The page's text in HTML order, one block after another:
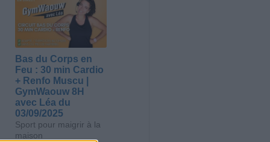
Bas du Corps en
Feu : 30 min Cardio
+ Renfo Muscu |
GymWaouw 8H
avec Léa du
03/09/2025
Sport pour maigrir à la
maison